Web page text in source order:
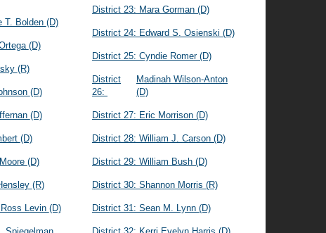
T. Bolden (D)
(D)
(R)
(D)
(D)
(D)
(D)
(R)
Levin (D)
District 23: Mara Gorman (D)
District 24: Edward S. Osienski (D)
District 25: Cyndie Romer (D)
District
26:
Madinah Wilson-Anton
(D)
District 27: Eric Morrison (D)
District 28: William J. Carson (D)
District 29: William Bush (D)
District 30: Shannon Morris (R)
District 31: Sean M. Lynn (D)